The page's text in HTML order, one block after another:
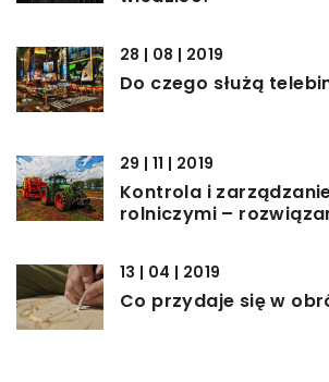
28 | 08 | 2019
Do czego służą
29 | 11 | 2019
Kontrola i
rolniczymi –
13 | 04 | 2019
Co przydaje się w